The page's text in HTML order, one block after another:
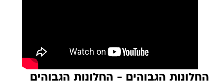
החלונות הגבוהים - החלונות הגבוהים